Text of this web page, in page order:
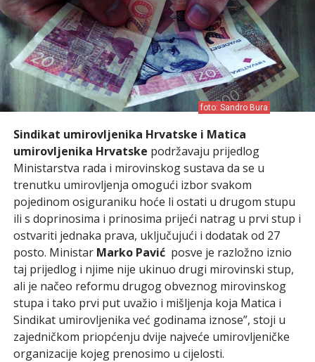
foto: Sandro Bura
Sindikat umirovljenika Hrvatske i Matica
umirovljenika Hrvatske podržavaju prijedlog
Ministarstva rada i mirovinskog sustava da se u
trenutku umirovljenja omogući izbor svakom
pojedinom osiguraniku hoće li ostati u drugom stupu
ili s doprinosima i prinosima prijeći natrag u prvi stup i
ostvariti jednaka prava, uključujući i dodatak od 27
posto. Ministar Marko Pavićposve je razložno iznio
taj prijedlog i njime nije ukinuo drugi mirovinski stup,
ali je načeo reformu drugog obveznog mirovinskog
stupa i tako prvi put uvažio i mišljenja koja Matica i
Sindikat umirovljenika već godinama iznose”, stoji u
zajedničkom priopćenju dvije najveće umirovljeničke
organizacije kojeg prenosimo u cijelosti.